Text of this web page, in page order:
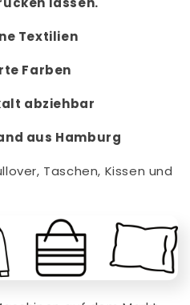
Textilien
Farben
abziehbar
aus Hamburg
Taschen, Kissen und